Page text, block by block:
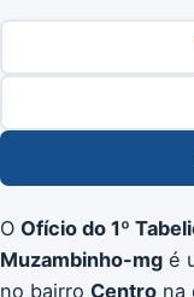
O Ofício do 1º
Muzambinho-mg é
no bairro Centro na